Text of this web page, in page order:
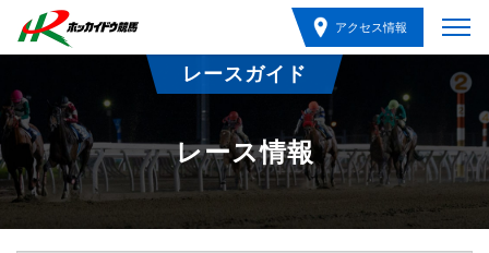
アクセス情報
レースガイド
レース情報